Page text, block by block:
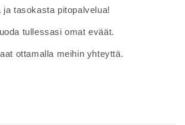
ja tasokasta pitopalvelua!
tullessasi omat eväät.
ottamalla meihin yhteyttä.